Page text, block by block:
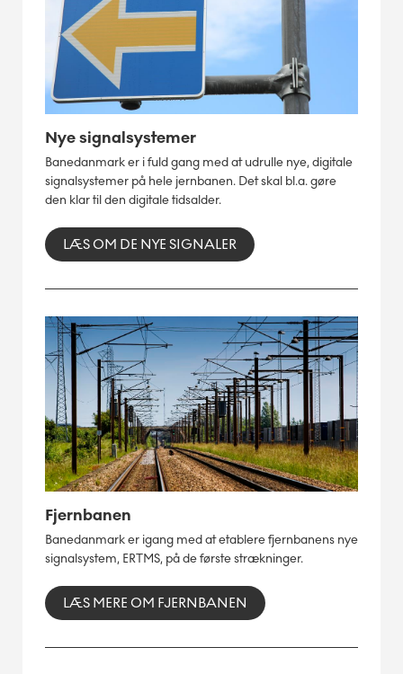
Nye signalsystemer
Banedanmark er i fuld gang med at udrulle nye, digitale
signalsystemer på hele jernbanen. Det skal bl.a. gøre
den klar til den digitale tidsalder.
LÆS OM DE NYE SIGNALER
Fjernbanen
Banedanmark er igang med at etablere fjernbanens nye
signalsystem, ERTMS, på de første strækninger.
LÆS MERE OM FJERNBANEN